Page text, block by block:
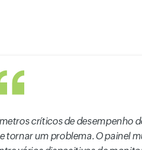
críticos de desempenho
tornar um problema. O painel